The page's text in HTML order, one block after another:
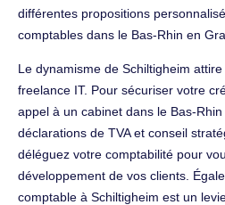
différentes propositions
comptables dans le Bas-Rhin en
Le dynamisme de Schiltigheim
freelance IT. Pour sécuriser votre
appel à un cabinet dans le Bas-
déclarations de TVA et conseil
déléguez votre comptabilité pour
développement de vos clients.
comptable à Schiltigheim est un